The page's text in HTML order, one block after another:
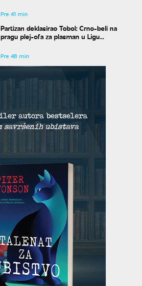
Pre 41 min
Partizan deklasirao Tobol: Crno-beli na
pragu plej-ofa za plasman u Ligu
Pre 48 min